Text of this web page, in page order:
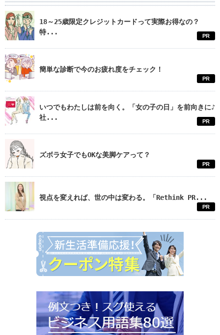
18～25歳限定クレジットカードって実際お得なの？
特...
PR
簡単な診断で今のお疲れ度をチェック！
PR
いつでもわたしは前を向く。「女の子の日」を前向きに♪
社...
PR
ズボラ女子でもOKな美脚ケアって？
PR
視点を変えれば、世の中は変わる。「Rethink PR...
PR